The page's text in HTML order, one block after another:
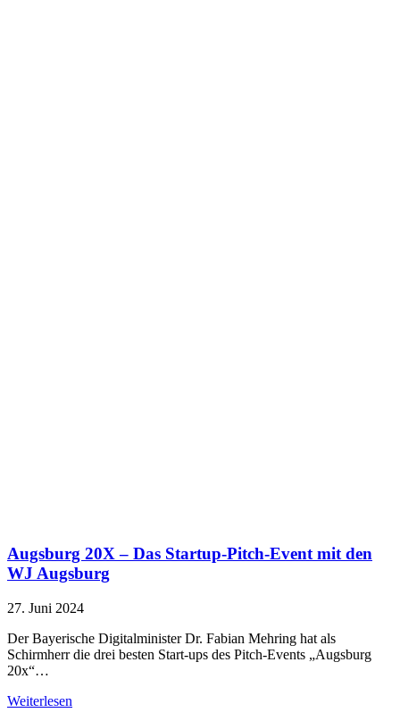
Augsburg 20X – Das Startup-Pitch-Event mit den
WJ Augsburg
27. Juni 2024
Der Bayerische Digitalminister Dr. Fabian Mehring hat als
Schirmherr die drei besten Start-ups des Pitch-Events „Augsburg
20x“…
Weiterlesen